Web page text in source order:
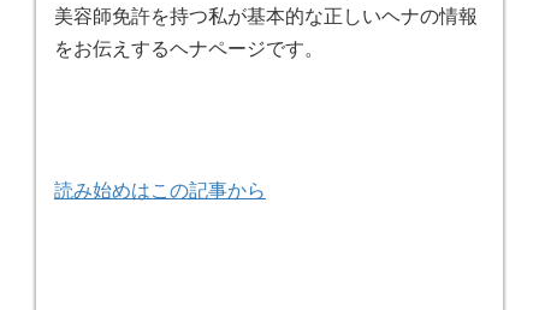
美容師免許を持つ私が基本的な正しいヘナの情報
をお伝えするヘナページです。
読み始めはこの記事から